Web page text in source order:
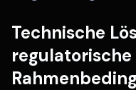
Technische
regulatorische